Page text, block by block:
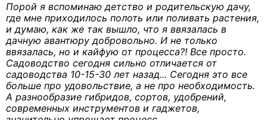
Порой я вспоминаю детство и родительскую дачу,
где мне приходилось полоть или поливать растения,
и думаю, как же так вышло, что я ввязалась в
дачную авантюру добровольно. И не только
ввязалась, но и кайфую от процесса?! Все просто.
Садоводство сегодня сильно отличается от
садоводства 10-15-30 лет назад... Сегодня это все
больше про удовольствие, а не про необходимость.
А разнообразие гибридов, сортов, удобрений,
современных инструментов и гаджетов,